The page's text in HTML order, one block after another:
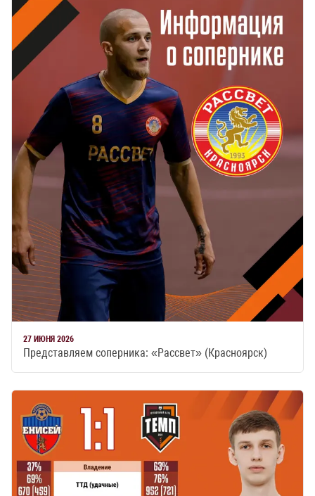
27 ИЮНЯ 2026
Представляем соперника: «Рассвет» (Красноярск)